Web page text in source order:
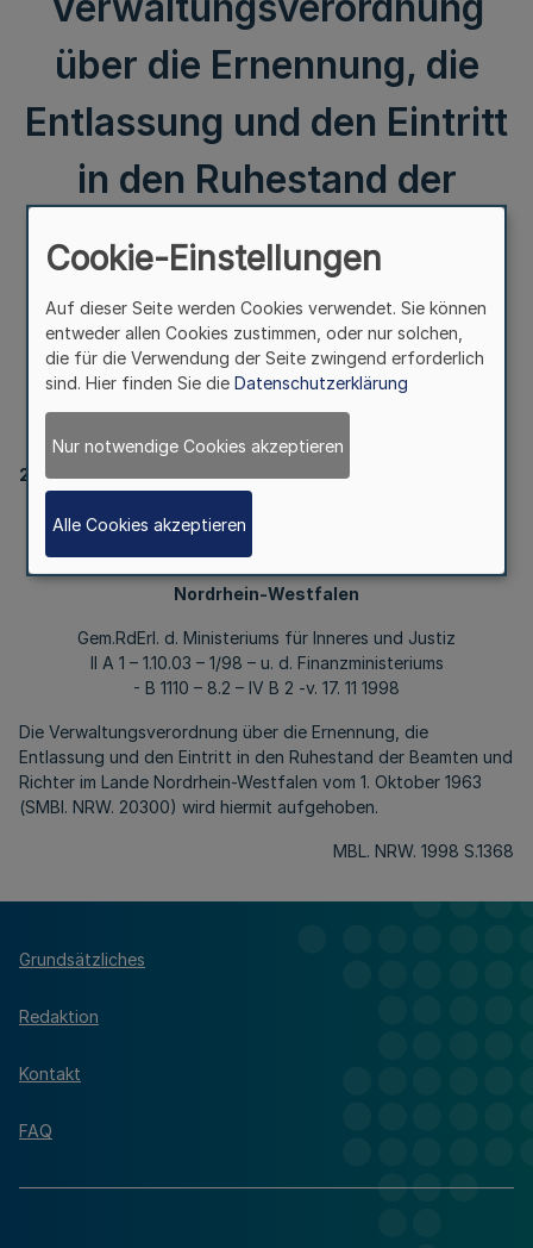
über die Ernennung, die
Entlassung und den Eintritt
in den Ruhestand der
Beamten und Richter im
Lande Nordrhein-
Westfalen
20300
Verwaltungsverordnung
Nordrhein-Westfalen
Gem.RdErl. d. Ministeriums für Inneres und Justiz
II A 1 – 1.10.03 – 1/98 – u. d. Finanzministeriums
- B 1110 – 8.2 – IV B 2 -v. 17. 11 1998
Die Verwaltungsverordnung über die Ernennung, die
Entlassung und den Eintritt in den Ruhestand der Beamten und
Richter im Lande Nordrhein-Westfalen vom 1. Oktober 1963
(SMBl. NRW. 20300) wird hiermit aufgehoben.
MBL. NRW. 1998 S.1368
Grundsätzliches
Redaktion
Kontakt
FAQ
Cookie-Einstellungen
Auf dieser Seite werden Cookies verwendet. Sie können
entweder allen Cookies zustimmen, oder nur solchen,
die für die Verwendung der Seite zwingend erforderlich
sind. Hier finden Sie die Datenschutzerklärung
Nur notwendige Cookies akzeptieren
Alle Cookies akzeptieren